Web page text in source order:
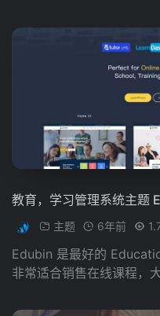
教育，学习管理系统主题
主题 6年前
Edubin 是最好的
非常适合销售在线课程，